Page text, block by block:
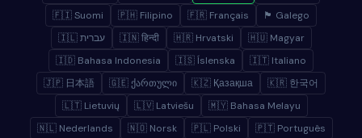
🇫🇮 Suomi
🇵🇭 Filipino 🇫🇷 Français
🏴 Galego
🇮🇱 עברית
🇮🇳 हिन्दी 🇭🇷 Hrvatski
🇭🇺 Magyar
🇮🇩 Bahasa Indonesia
🇮🇸 Íslenska
🇮🇹 Italiano
🇯🇵 日本語
🇬🇪 ქართული 🇰🇿 Қазақша
🇰🇷 한국어
🇱🇹 Lietuvių
🇱🇻 Latviešu
🇲🇾 Bahasa Melayu
🇳🇱 Nederlands
🇳🇴 Norsk 🇵🇱 Polski
🇵🇹 Português